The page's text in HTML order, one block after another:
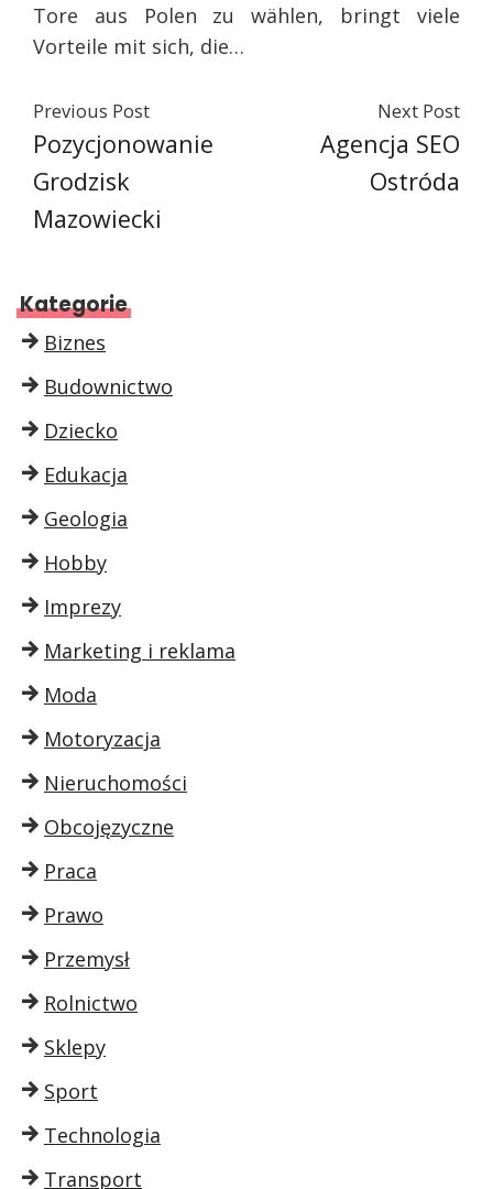
Tore aus Polen zu wählen, bringt viele
Vorteile mit sich, die…
Previous Post
Pozycjonowanie
Grodzisk
Mazowiecki
Next Post
Agencja SEO
Ostróda
Kategorie
Biznes
Budownictwo
Dziecko
Edukacja
Geologia
Hobby
Imprezy
Marketing i reklama
Moda
Motoryzacja
Nieruchomości
Obcojęzyczne
Praca
Prawo
Przemysł
Rolnictwo
Sklepy
Sport
Technologia
Transport